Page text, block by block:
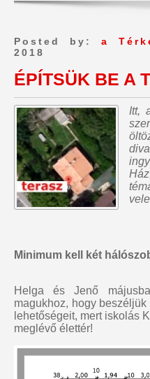
Posted by: a
2018
ÉPÍTSÜK BE A
Itt,
Minimum kell két
Helga és Jenő
magukhoz, hogy
lehetőségeit, mert iskolás
meglévő élettér!